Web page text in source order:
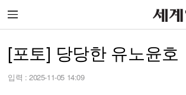
[포토] 당당한 유노윤호
입력 : 2025-11-05 14:09